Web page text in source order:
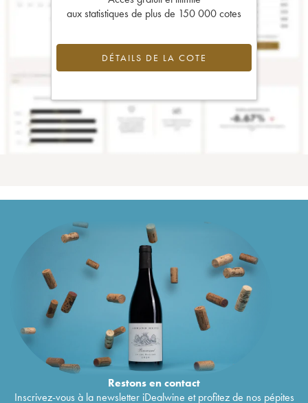
aux statistiques de plus de 150 000 cotes
DÉTAILS DE LA COTE
Restons encontact
Inscrivez-vous à la newsletter iDealwine et profitez de nos pépites